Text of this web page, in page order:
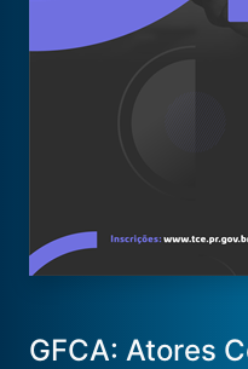
GFCA: Atores